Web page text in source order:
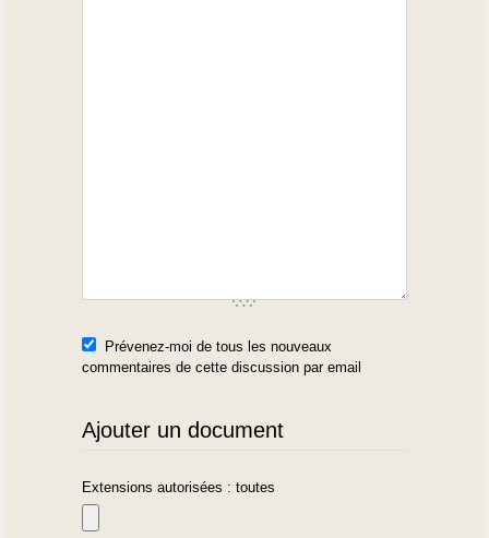
Prévenez-moi de tous les nouveaux
commentaires de cette discussion par email
Ajouter un document
Extensions autorisées : toutes